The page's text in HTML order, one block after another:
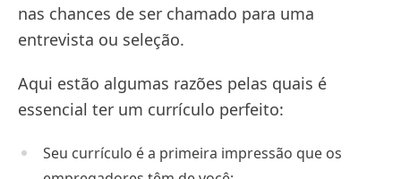
nas chances de ser chamado para uma
entrevista ou seleção.
Aqui estão algumas razões pelas quais é
essencial ter um currículo perfeito:
Seu currículo é a primeira impressão que os